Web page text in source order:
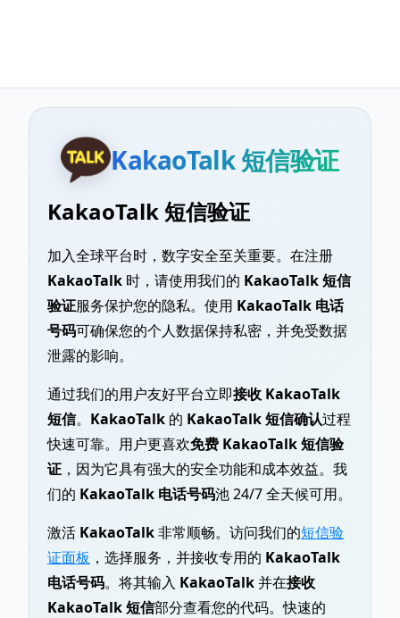
KakaoTalk 短信验证
KakaoTalk 短信验证
加入全球平台时，数字安全至关重要。在注册
KakaoTalk 时，请使用我们的 KakaoTalk 短信
验证服务保护您的隐私。使用 KakaoTalk 电话
号码可确保您的个人数据保持私密，并免受数据
泄露的影响。
通过我们的用户友好平台立即接收 KakaoTalk
短信。 KakaoTalk 的 KakaoTalk 短信确认过程
快速可靠。用户更喜欢免费 KakaoTalk 短信验
证 ，因为它具有强大的安全功能和成本效益。我
们的 KakaoTalk 电话号码池 24/7 全天候可用。
激活 KakaoTalk非常顺畅。访问我们的短信验
证面板 ，选择服务，并接收专用的 KakaoTalk
电话号码。将其输入 KakaoTalk并在接收
KakaoTalk 短信部分查看您的代码。快速的